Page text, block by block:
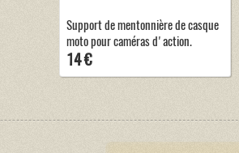
Support de mentonnière de casque
moto pour caméras d'action.
14 €